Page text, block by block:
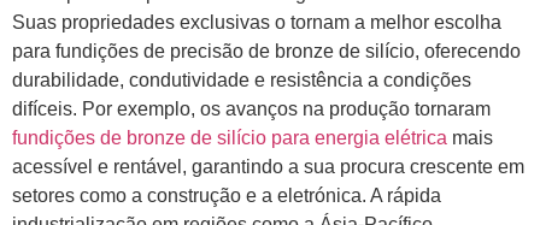
Suas propriedades exclusivas o tornam a melhor escolha
para fundições de precisão de bronze de silício, oferecendo
durabilidade, condutividade e resistência a condições
difíceis. Por exemplo, os avanços na produção tornaram
fundições de bronze de silício para energia elétrica mais
acessível e rentável, garantindo a sua procura crescente em
setores como a construção e a eletrónica. A rápida